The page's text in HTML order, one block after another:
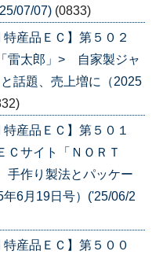
07/07) (0833)
特産品ＥＣ】第５０２
雷太郎」> 自家製ジャ
話題、売上増に（2025
産品ＥＣ】第５０１
サイト「ＮＯＲＴ
作り製法とパッケー
6月19日号）('25/06/2
特産品ＥＣ】第５００